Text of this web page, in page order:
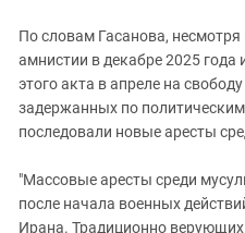
По словам Гасанова, несмотря
амнистии в декабре 2025 года
этого акта в апреле на
задержанных по
последовали новые аресты
"Массовые аресты среди
после начала военных
Ирана. Традиционно